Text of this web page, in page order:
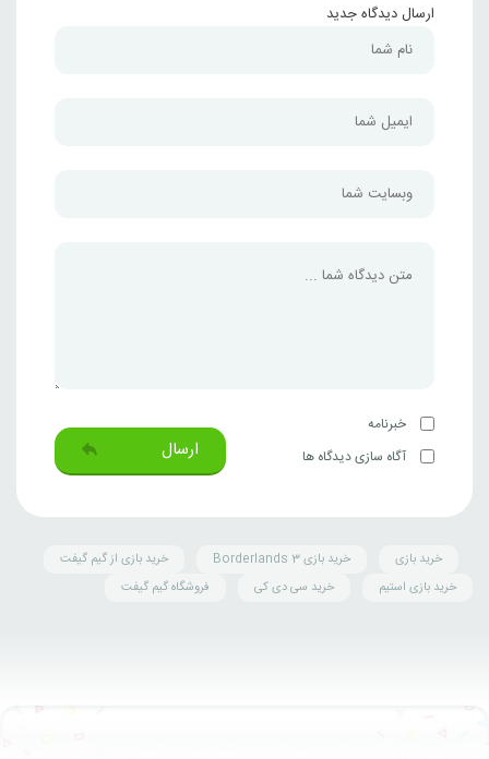
ارسال دیدگاه جدید
خبرنامه
آگاه سازی دیدگاه ها
ارسال
خرید بازی خرید بازی Borderlands 3
خرید بازی از گیم گیفت
خرید بازی استیم
خرید سی دی کی فروشگاه گیم گیفت